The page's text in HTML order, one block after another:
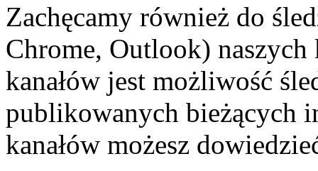
Zachęcamy również do
Chrome, Outlook) naszych
kanałów jest możliwość
publikowanych bieżących
kanałów możesz